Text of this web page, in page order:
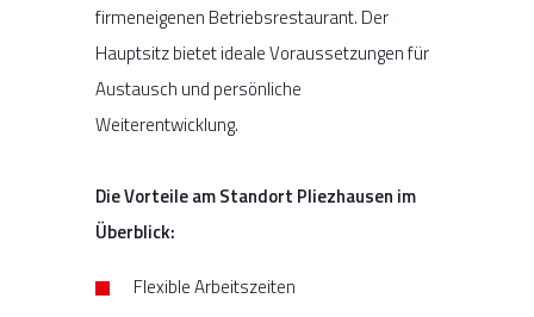
firmeneigenen Betriebsrestaurant. Der
Hauptsitz bietet ideale Voraussetzungen für
Austausch und persönliche
Weiterentwicklung.
Die Vorteile am Standort Pliezhausen im
Überblick:
Flexible Arbeitszeiten